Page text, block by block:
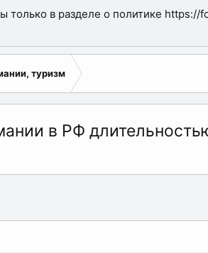
только в разделе о политике
туризм
в РФ